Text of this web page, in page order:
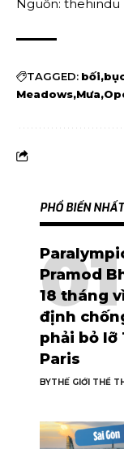
Nguồn: thehindu
TAGGED: bối
Meadows Mưa
PHỔ BIẾN NHẤT
Pramod
18 tháng
định
phải bỏ lỡ
Paris
BYTHẾ GIỚI THỂ